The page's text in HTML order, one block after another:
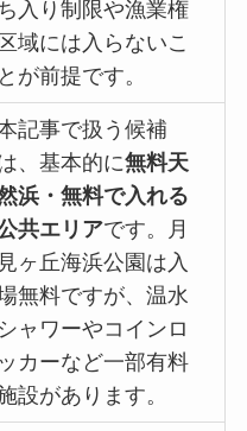
入り制限や漁業権
区域には入らないこ
とが前提です。
記事で扱う候補
、基本的に無料天
浜・無料で入れる
共エリアです。月
見ヶ丘海浜公園は入
無料ですが、温水
シャワーやコインロ
ッカーなど一部有料
設があります。